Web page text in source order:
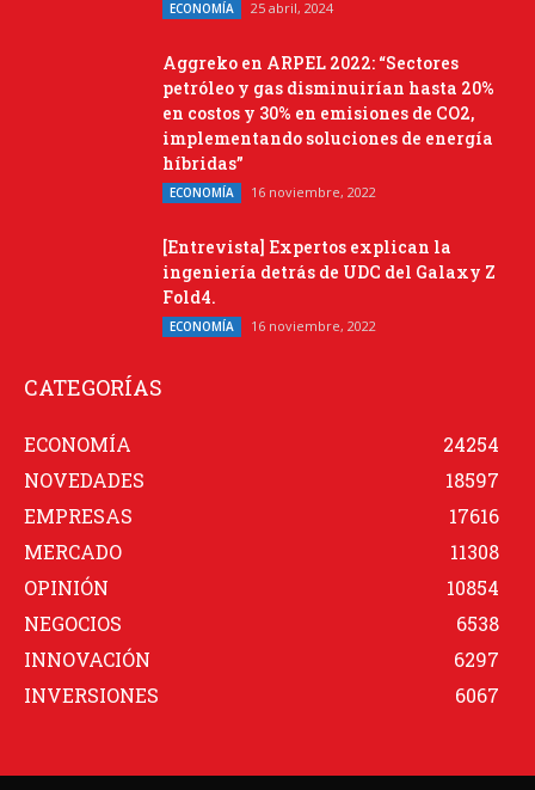
ECONOMÍA 25 abril, 2024
Aggreko en ARPEL 2022: “Sectores
petróleo y gas disminuirían hasta 20%
en costos y 30% en emisiones de CO2,
implementando soluciones de energía
híbridas”
ECONOMÍA 16 noviembre, 2022
[Entrevista] Expertos explican la
ingeniería detrás de UDC del Galaxy Z
Fold4.
ECONOMÍA 16 noviembre, 2022
CATEGORÍAS
ECONOMÍA
24254
NOVEDADES
18597
EMPRESAS
17616
MERCADO
11308
OPINIÓN
10854
NEGOCIOS
6538
INNOVACIÓN
6297
INVERSIONES
6067